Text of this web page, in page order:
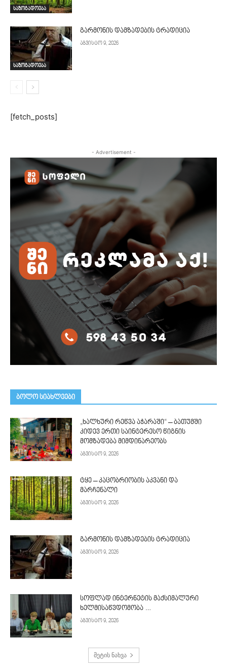
საზოგადოება
საზოგადოება
გარმონის დამზადების ტრადიცია
აგვისტო 9, 2026
[fetch_posts]
- Advertisement -
ᲑᲝᲚᲝ ᲡᲘᲐᲮᲚᲔᲔᲑᲘ
„ხალხური რეწვა აჭარაში“ – ბათუმში
კიდევ ერთი საინტერესო წიგნის
მომზადება მიმდინარეობს
აგვისტო 9, 2026
ტყე – კაცობრიობის აკვანი და
მარჩენალი
აგვისტო 9, 2026
გარმონის დამზადების ტრადიცია
აგვისტო 9, 2026
სოფლად ინტერნეტის მაქსიმალური
ხელმისაწვდომობა …
აგვისტო 9, 2026
მეტის ნახვა